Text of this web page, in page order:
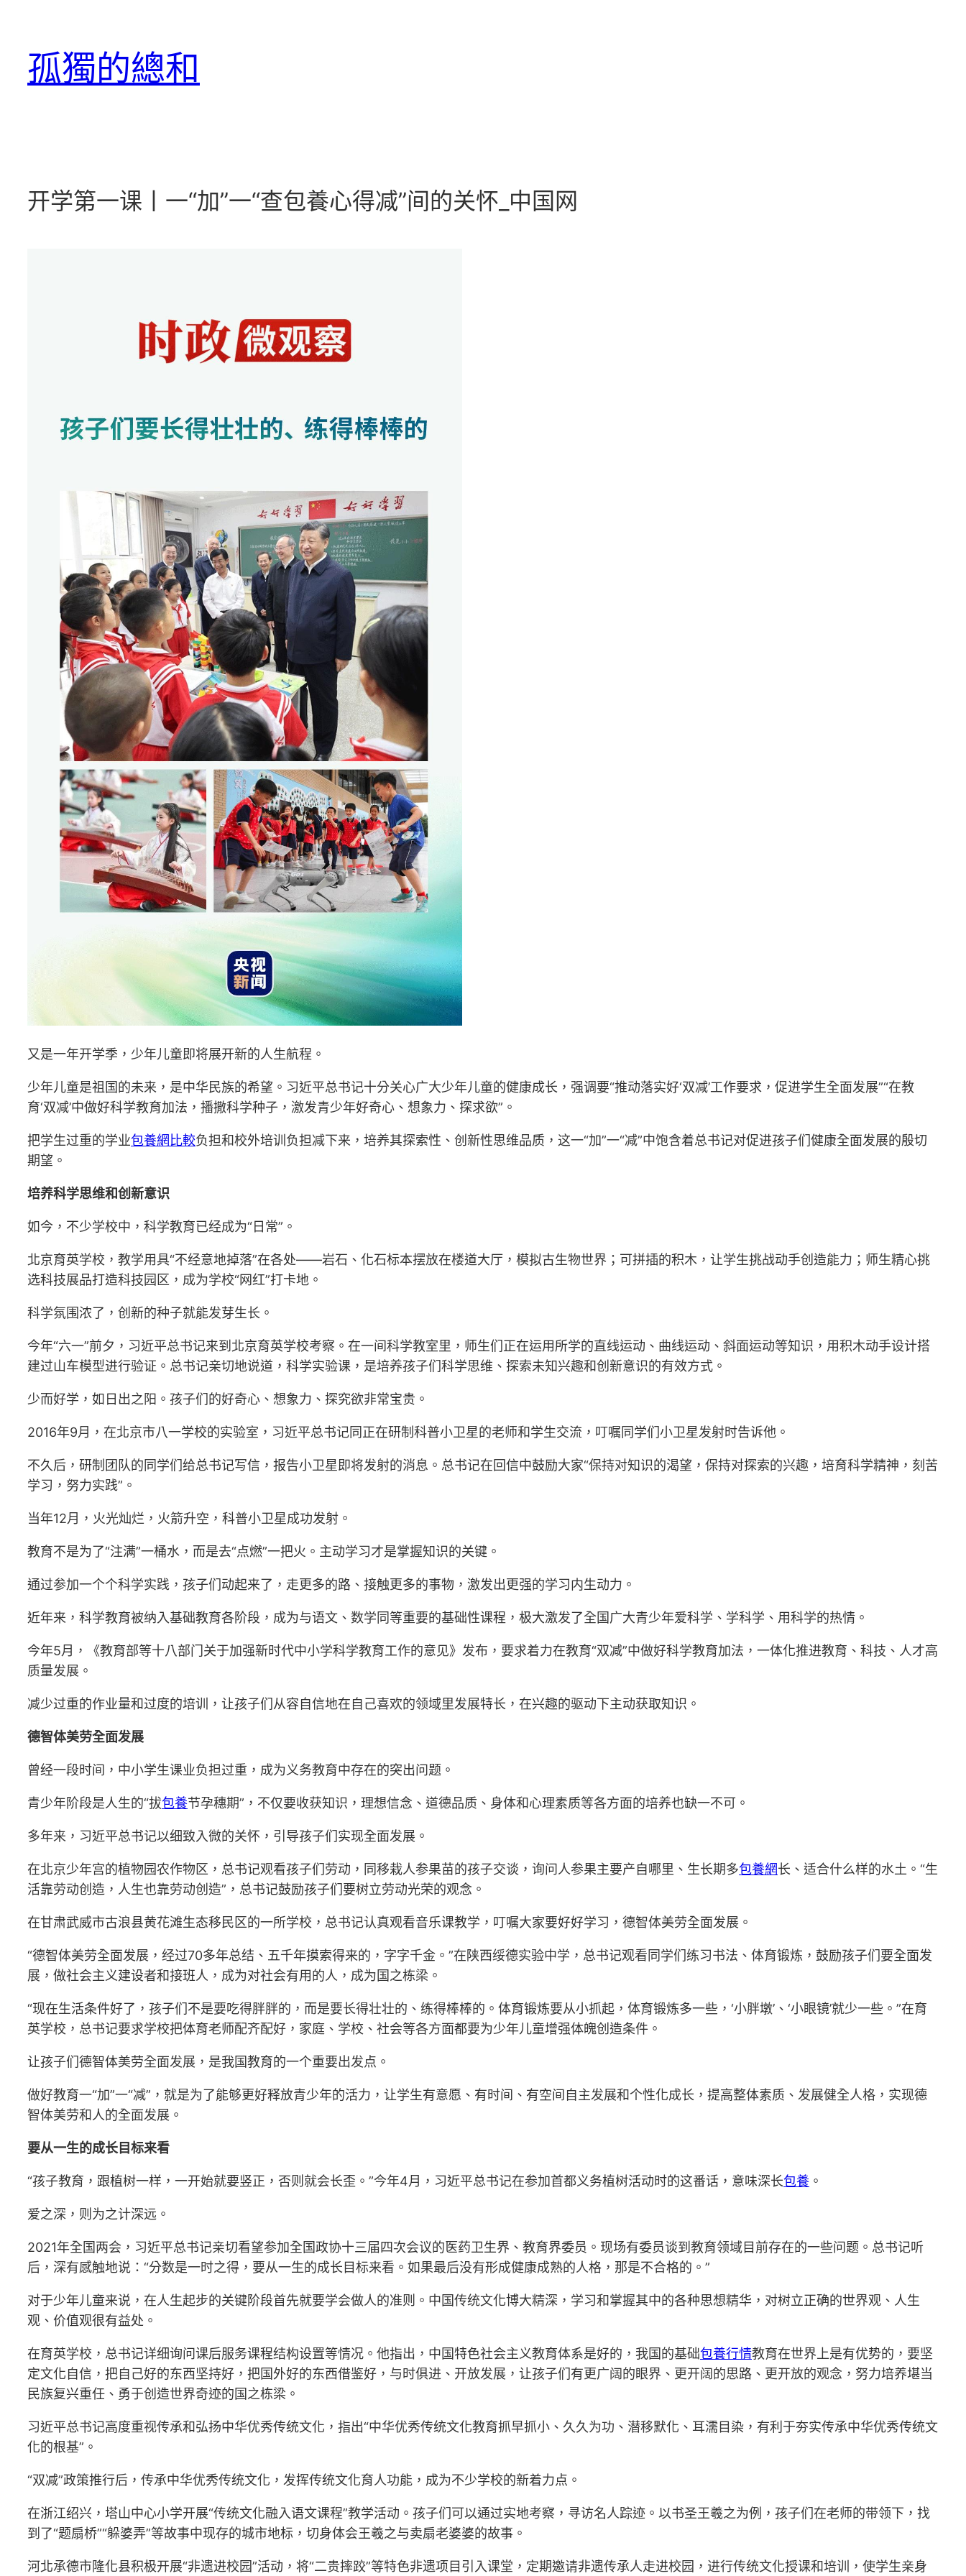
孤獨的總和
开学第一课丨一“加”一“查包養心得减”间的关怀_中国网
又是一年开学季，少年儿童即将展开新的人生航程。
少年儿童是祖国的未来，是中华民族的希望。习近平总书记十分关心广大少年儿童的健康成长，强调要“推动落实好‘双减’工作要求，促进学生全面发展”“在教
育‘双减’中做好科学教育加法，播撒科学种子，激发青少年好奇心、想象力、探求欲”。
把学生过重的学业包養網比較负担和校外培训负担减下来，培养其探索性、创新性思维品质，这一“加”一“减”中饱含着总书记对促进孩子们健康全面发展的殷切
期望。
培养科学思维和创新意识
如今，不少学校中，科学教育已经成为“日常”。
北京育英学校，教学用具“不经意地掉落”在各处——岩石、化石标本摆放在楼道大厅，模拟古生物世界；可拼插的积木，让学生挑战动手创造能力；师生精心挑
选科技展品打造科技园区，成为学校“网红”打卡地。
科学氛围浓了，创新的种子就能发芽生长。
今年“六一”前夕，习近平总书记来到北京育英学校考察。在一间科学教室里，师生们正在运用所学的直线运动、曲线运动、斜面运动等知识，用积木动手设计搭
建过山车模型进行验证。总书记亲切地说道，科学实验课，是培养孩子们科学思维、探索未知兴趣和创新意识的有效方式。
少而好学，如日出之阳。孩子们的好奇心、想象力、探究欲非常宝贵。
2016年9月，在北京市八一学校的实验室，习近平总书记同正在研制科普小卫星的老师和学生交流，叮嘱同学们小卫星发射时告诉他。
不久后，研制团队的同学们给总书记写信，报告小卫星即将发射的消息。总书记在回信中鼓励大家“保持对知识的渴望，保持对探索的兴趣，培育科学精神，刻苦
学习，努力实践”。
当年12月，火光灿烂，火箭升空，科普小卫星成功发射。
教育不是为了“注满”一桶水，而是去“点燃”一把火。主动学习才是掌握知识的关键。
通过参加一个个科学实践，孩子们动起来了，走更多的路、接触更多的事物，激发出更强的学习内生动力。
近年来，科学教育被纳入基础教育各阶段，成为与语文、数学同等重要的基础性课程，极大激发了全国广大青少年爱科学、学科学、用科学的热情。
今年5月，《教育部等十八部门关于加强新时代中小学科学教育工作的意见》发布，要求着力在教育“双减”中做好科学教育加法，一体化推进教育、科技、人才高
质量发展。
减少过重的作业量和过度的培训，让孩子们从容自信地在自己喜欢的领域里发展特长，在兴趣的驱动下主动获取知识。
德智体美劳全面发展
曾经一段时间，中小学生课业负担过重，成为义务教育中存在的突出问题。
青少年阶段是人生的“拔包養节孕穗期”，不仅要收获知识，理想信念、道德品质、身体和心理素质等各方面的培养也缺一不可。
多年来，习近平总书记以细致入微的关怀，引导孩子们实现全面发展。
在北京少年宫的植物园农作物区，总书记观看孩子们劳动，同移栽人参果苗的孩子交谈，询问人参果主要产自哪里、生长期多包養網长、适合什么样的水土。“生
活靠劳动创造，人生也靠劳动创造”，总书记鼓励孩子们要树立劳动光荣的观念。
在甘肃武威市古浪县黄花滩生态移民区的一所学校，总书记认真观看音乐课教学，叮嘱大家要好好学习，德智体美劳全面发展。
“德智体美劳全面发展，经过70多年总结、五千年摸索得来的，字字千金。”在陕西绥德实验中学，总书记观看同学们练习书法、体育锻炼，鼓励孩子们要全面发
展，做社会主义建设者和接班人，成为对社会有用的人，成为国之栋梁。
“现在生活条件好了，孩子们不是要吃得胖胖的，而是要长得壮壮的、练得棒棒的。体育锻炼要从小抓起，体育锻炼多一些，‘小胖墩’、‘小眼镜’就少一些。”在育
英学校，总书记要求学校把体育老师配齐配好，家庭、学校、社会等各方面都要为少年儿童增强体魄创造条件。
让孩子们德智体美劳全面发展，是我国教育的一个重要出发点。
做好教育一“加”一“减”，就是为了能够更好释放青少年的活力，让学生有意愿、有时间、有空间自主发展和个性化成长，提高整体素质、发展健全人格，实现德
智体美劳和人的全面发展。
要从一生的成长目标来看
“孩子教育，跟植树一样，一开始就要竖正，否则就会长歪。”今年4月，习近平总书记在参加首都义务植树活动时的这番话，意味深长包養 。
爱之深，则为之计深远。
2021年全国两会，习近平总书记亲切看望参加全国政协十三届四次会议的医药卫生界、教育界委员。现场有委员谈到教育领域目前存在的一些问题。总书记听
后，深有感触地说：“分数是一时之得，要从一生的成长目标来看。如果最后没有形成健康成熟的人格，那是不合格的。”
对于少年儿童来说，在人生起步的关键阶段首先就要学会做人的准则。中国传统文化博大精深，学习和掌握其中的各种思想精华，对树立正确的世界观、人生
观、价值观很有益处。
在育英学校，总书记详细询问课后服务课程结构设置等情况。他指出，中国特色社会主义教育体系是好的，我国的基础包養行情教育在世界上是有优势的，要坚
定文化自信，把自己好的东西坚持好，把国外好的东西借鉴好，与时俱进、开放发展，让孩子们有更广阔的眼界、更开阔的思路、更开放的观念，努力培养堪当
民族复兴重任、勇于创造世界奇迹的国之栋梁。
习近平总书记高度重视传承和弘扬中华优秀传统文化，指出“中华优秀传统文化教育抓早抓小、久久为功、潜移默化、耳濡目染，有利于夯实传承中华优秀传统文
化的根基”。
“双减”政策推行后，传承中华优秀传统文化，发挥传统文化育人功能，成为不少学校的新着力点。
在浙江绍兴，塔山中心小学开展“传统文化融入语文课程”教学活动。孩子们可以通过实地考察，寻访名人踪迹。以书圣王羲之为例，孩子们在老师的带领下，找
到了“题扇桥”“躲婆弄”等故事中现存的城市地标，切身体会王羲之与卖扇老婆婆的故事。
河北承德市隆化县积极开展“非遗进校园”活动，将“二贵摔跤”等特色非遗项目引入课堂，定期邀请非遗传承人走进校园，进行传统文化授课和培训，使学生亲身